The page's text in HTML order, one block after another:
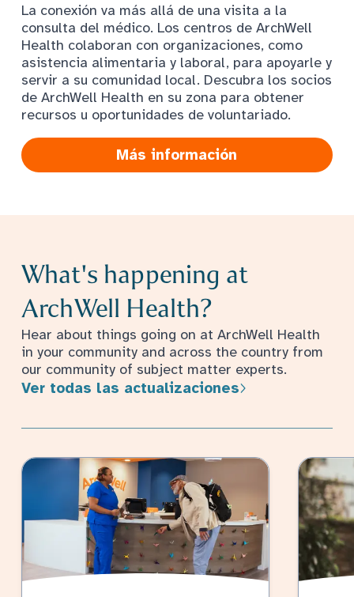
La conexión va más allá de una visita a la
consulta del médico. Los centros de ArchWell
Health colaboran con organizaciones, como
asistencia alimentaria y laboral, para apoyarle y
servir a su comunidad local. Descubra los socios
de ArchWell Health en su zona para obtener
recursos u oportunidades de voluntariado.
Más información
What's happening at
ArchWell Health?
Hear about things going on at ArchWell Health
in your community and across the country from
our community of subject matter experts.
Ver todas las actualizaciones